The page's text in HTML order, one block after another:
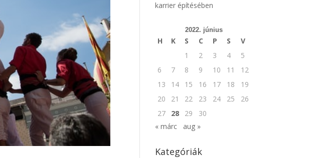
karrier építésében
2022. június
H K S C P S
V
1
2 3 4
5
6
7 8 9 10 11
12
13
14 15 16 17 18
19
20
21 22 23 24 25
26
27
28 29
30
« márc
aug »
Kategóriák